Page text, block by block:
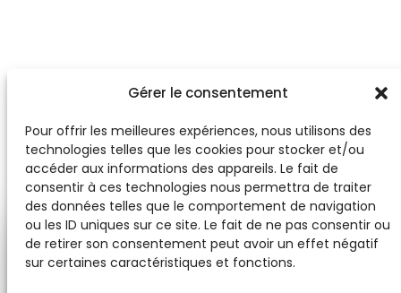
Gérer le consentement
Pour offrir les meilleures expériences, nous utilisons des
technologies telles que les cookies pour stocker et/ou
accéder aux informations des appareils. Le fait de
consentir à ces technologies nous permettra de traiter
des données telles que le comportement de navigation
ou les ID uniques sur ce site. Le fait de ne pas consentir ou
de retirer son consentement peut avoir un effet négatif
sur certaines caractéristiques et fonctions.